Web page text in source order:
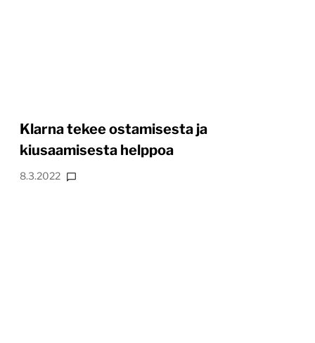
Klarna tekee ostamisesta ja
kiusaamisesta helppoa
8.3.2022